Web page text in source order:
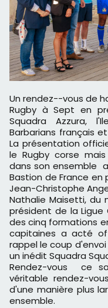
Un rendez--vous de haut niveau faisant la part belle au
Rugby à Sept en
Squadra Azzura,
Barbarians français
La présentation
le Rugby corse
dans son ensemble
Bastion de France en
Jean-Christophe
Nathalie Maisetti, du
président de la Ligue
des cinq formations
capitaines a acté
rappel le coup
un inédit Squadra
Rendez-vous ce
véritable rendez-
d'une manière plus
ensemble.